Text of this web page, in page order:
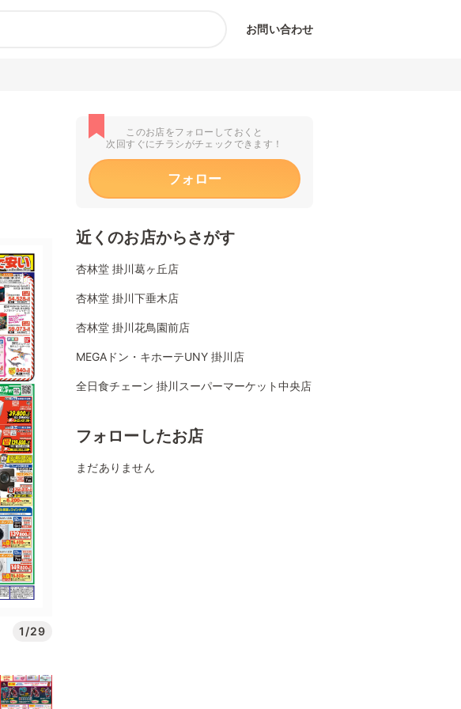
お問い合わせ
1/29
このお店をフォローしておくと
次回すぐにチラシがチェックできます！
フォロー
近くのお店からさがす
杏林堂 掛川葛ヶ丘店
杏林堂 掛川下垂木店
杏林堂 掛川花鳥園前店
MEGAドン・キホーテUNY 掛川店
全日食チェーン 掛川スーパーマーケット中央店
フォローしたお店
まだありません